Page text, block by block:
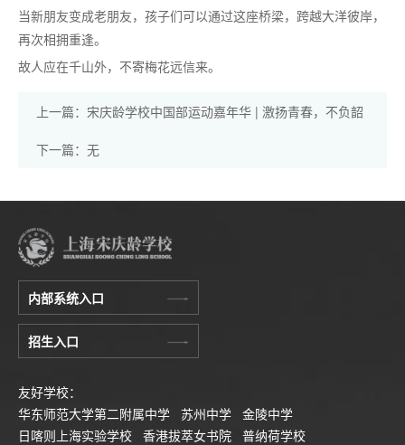
当新朋友变成老朋友，孩子们可以通过这座桥梁，跨越大洋彼岸，
再次相拥重逢。
故人应在千山外，不寄梅花远信来。
上一篇：宋庆龄学校中国部运动嘉年华 | 激扬青春，不负韶
华
下一篇：无
内部系统入口
招生入口
友好学校：
华东师范大学第二附属中学 苏州中学 金陵中学
日喀则上海实验学校 香港拔萃女书院 普纳荷学校